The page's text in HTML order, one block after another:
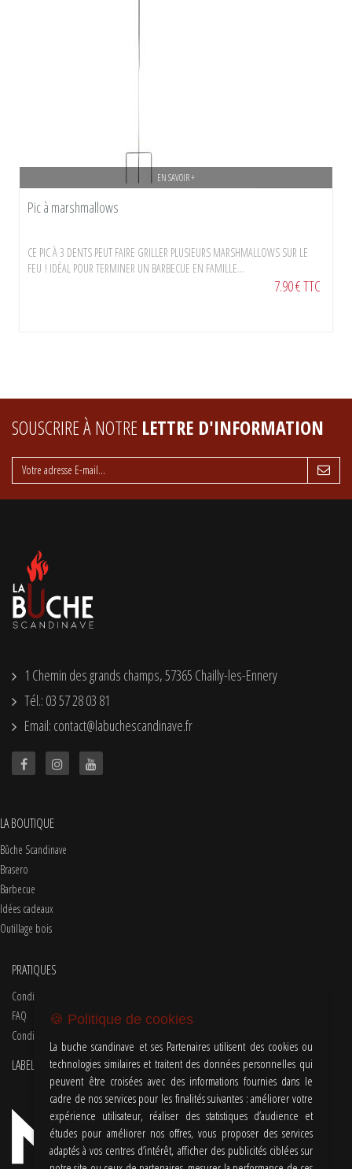
EN SAVOIR +
Pic à marshmallows
CE PIC À 3 DENTS PEUT FAIRE GRILLER PLUSIEURS MARSHMALLOWS SUR LE
FEU ! IDÉAL POUR TERMINER UN BARBECUE EN FAMILLE...
7.90 € TTC
SOUSCRIRE À NOTRE LETTRE D'INFORMATION
1 Chemin des grands champs, 57365 Chailly-les-Ennery
Tél.: 03 57 28 03 81
Email: contact@labuchescandinave.fr
LA BOUTIQUE
Bûche Scandinave
Brasero
Barbecue
Idées cadeaux
Outillage bois
PRATIQUES
Conditions d'utilisations
FAQ
Conditions Générales de Vente
LABEL
🍪 Politique de cookies
La buche scandinave et ses Partenaires utilisent des cookies ou
technologies similaires et traitent des données personnelles qui
peuvent être croisées avec des informations fournies dans le
cadre de nos services pour les finalités suivantes : améliorer votre
expérience utilisateur, réaliser des statistiques d’audience et
études pour améliorer nos offres, vous proposer des services
adaptés à vos centres d’intérêt, afficher des publicités ciblées sur